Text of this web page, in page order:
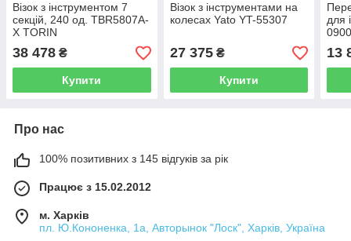
Візок з інструментом 7
секцій, 240 од. TBR5807A-
X TORIN
38 478 ₴
Купити
Візок з інструментами на
колесах Yato YT-55307
27 375₴
Купити
для
13
Про нас
100% позитивних з 145 відгуків за рік
Працює з 15.02.2012
м. Харків
пл. Ю.Кононенка, 1а, Авторынок "Лоск", Харків, Україна